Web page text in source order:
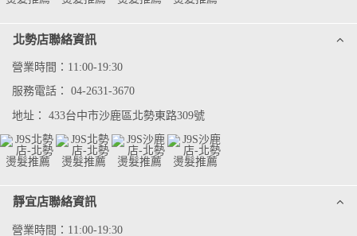
北勢店聯絡資訊
營業時間：11:00-19:30
服務電話：04-2631-3670
地址：433台中市沙鹿區北勢東路309號
靜宜店聯絡資訊
營業時間：11:00-19:30